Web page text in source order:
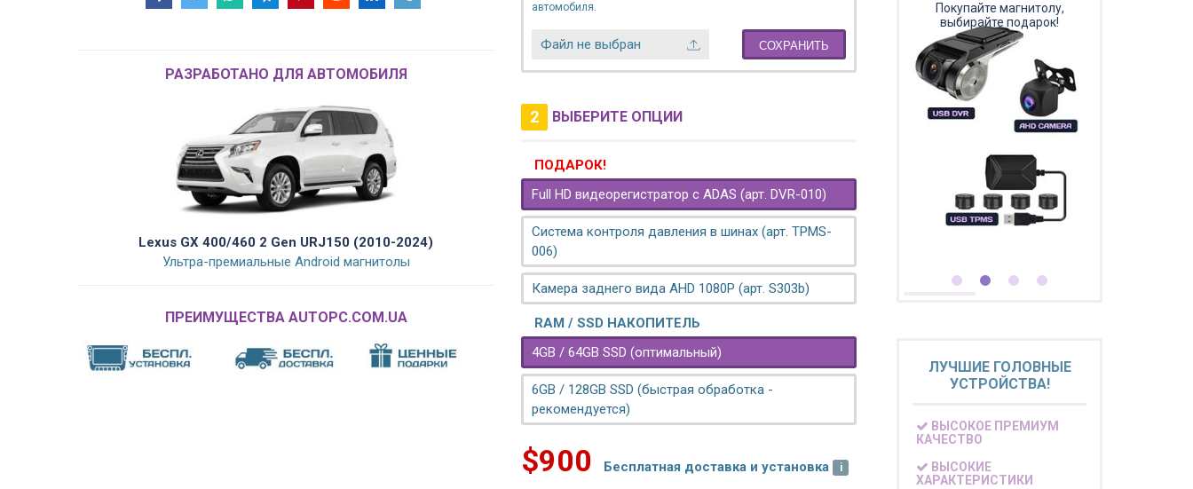
РАЗРАБОТАНО ДЛЯ АВТОМОБИЛЯ
Lexus GX 400/460 2 Gen URJ150 (2010-2024)
Ультра-премиальные Android магнитолы
ПРЕИМУЩЕСТВА AUTOPC.COM.UA
автомобиля.
Файл не выбран СОХРАНИТЬ
2 ВЫБЕРИТЕ ОПЦИИ
ПОДАРОК!
Full HD видеорегистратор с ADAS (арт. DVR-010)
Система контроля давления в шинах (арт. TPMS-
006)
Камера заднего вида AHD 1080P (арт. S303b)
RAM / SSD НАКОПИТЕЛЬ
4GB / 64GB SSD (оптимальный)
6GB / 128GB SSD (быстрая обработка -
рекомендуется)
$900 Бесплатная доставка и установка
Покупайте магнитолу,
выбирайте подарок!
ЛУЧШИЕ ГОЛОВНЫЕ
УСТРОЙСТВА!
ВЫСОКОЕ ПРЕМИУМ
КАЧЕСТВО
ВЫСОКИЕ
ХАРАКТЕРИСТИКИ